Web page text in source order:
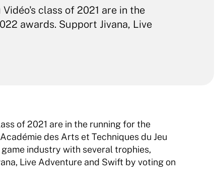
class of 2021 are in the
awards. Support Jivana, Live
of 2021 are in the running for the
des Arts et Techniques du Jeu
industry with several trophies,
Live Adventure and Swift by voting on